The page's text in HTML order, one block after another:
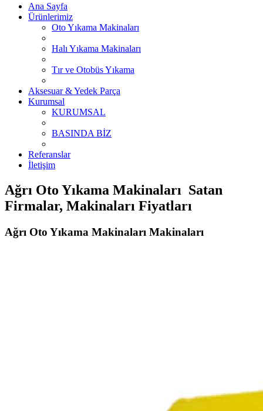
Ana Sayfa
Ürünlerimiz
Oto Yıkama Makinaları
Halı Yıkama Makinaları
Tır ve Otobüs Yıkama
Aksesuar & Yedek Parça
Kurumsal
KURUMSAL
BASINDA BİZ
Referanslar
İletişim
Ağrı Oto Yıkama Makinaları Satan
Firmalar, Makinaları Fiyatları
Ağrı Oto Yıkama Makinaları Makinaları